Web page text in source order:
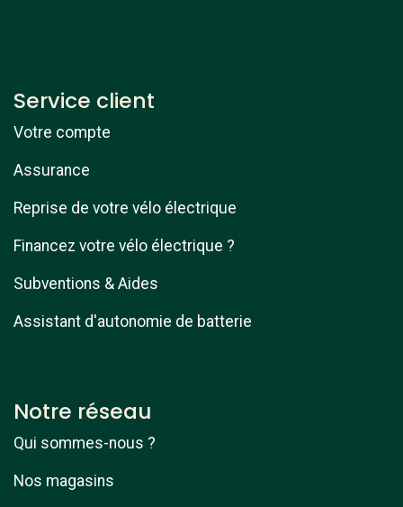
Service client
Votre compte
Assurance
Reprise de votre vélo électrique
Financez votre vélo électrique ?
Subventions & Aides
Assistant d'autonomie de batterie
Notre réseau
Qui sommes-nous ?
Nos magasins